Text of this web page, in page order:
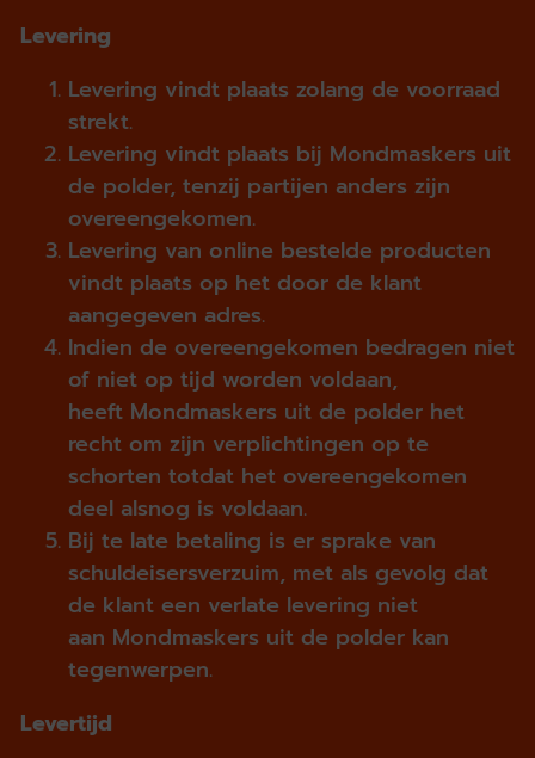
Levering
Levering vindt plaats zolang de voorraad
strekt.
Levering vindt plaats bij Mondmaskers uit
de polder, tenzij partijen anders zijn
overeengekomen.
Levering van online bestelde producten
vindt plaats op het door de klant
aangegeven adres.
Indien de overeengekomen bedragen niet
of niet op tijd worden voldaan,
heeft Mondmaskers uit de polder het
recht om zijn verplichtingen op te
schorten totdat het overeengekomen
deel alsnog is voldaan.
Bij te late betaling is er sprake van
schuldeisersverzuim, met als gevolg dat
de klant een verlate levering niet
aan Mondmaskers uit de polder kan
tegenwerpen.
Levertijd